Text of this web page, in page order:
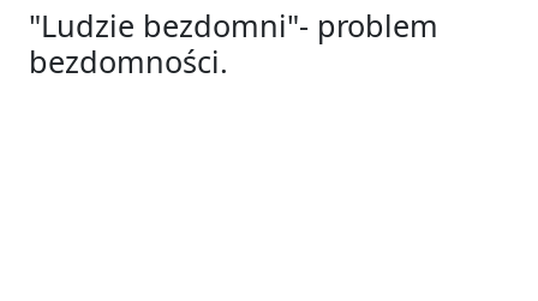
"Ludzie bezdomni"- problem
bezdomności.